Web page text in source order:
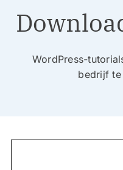
WordPress-
bedrijf te